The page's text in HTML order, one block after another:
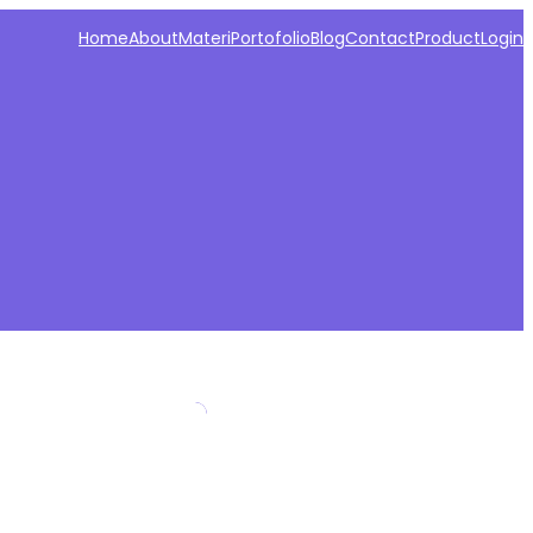
HomeAboutMateriPortofolioBlogContactProductLogin